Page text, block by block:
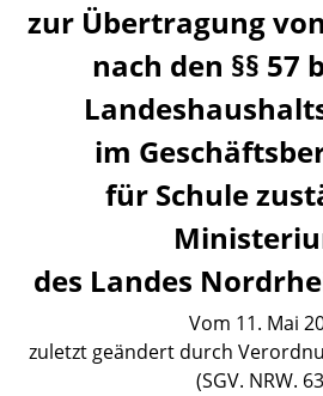
zur Übertragung
nach den §§ 57
im
für Schule
des Landes
Vom 11. Mai
zuletzt geändert durch
(SGV. NRW.